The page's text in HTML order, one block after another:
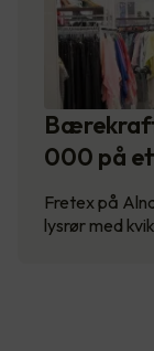
000 på
Fretex på
lysrør med